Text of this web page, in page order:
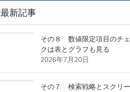
最新記事
その８ 数値限定項目のチ
クは表とグラフも見る
2026年7月20日
その７ 検索戦略とスクリ